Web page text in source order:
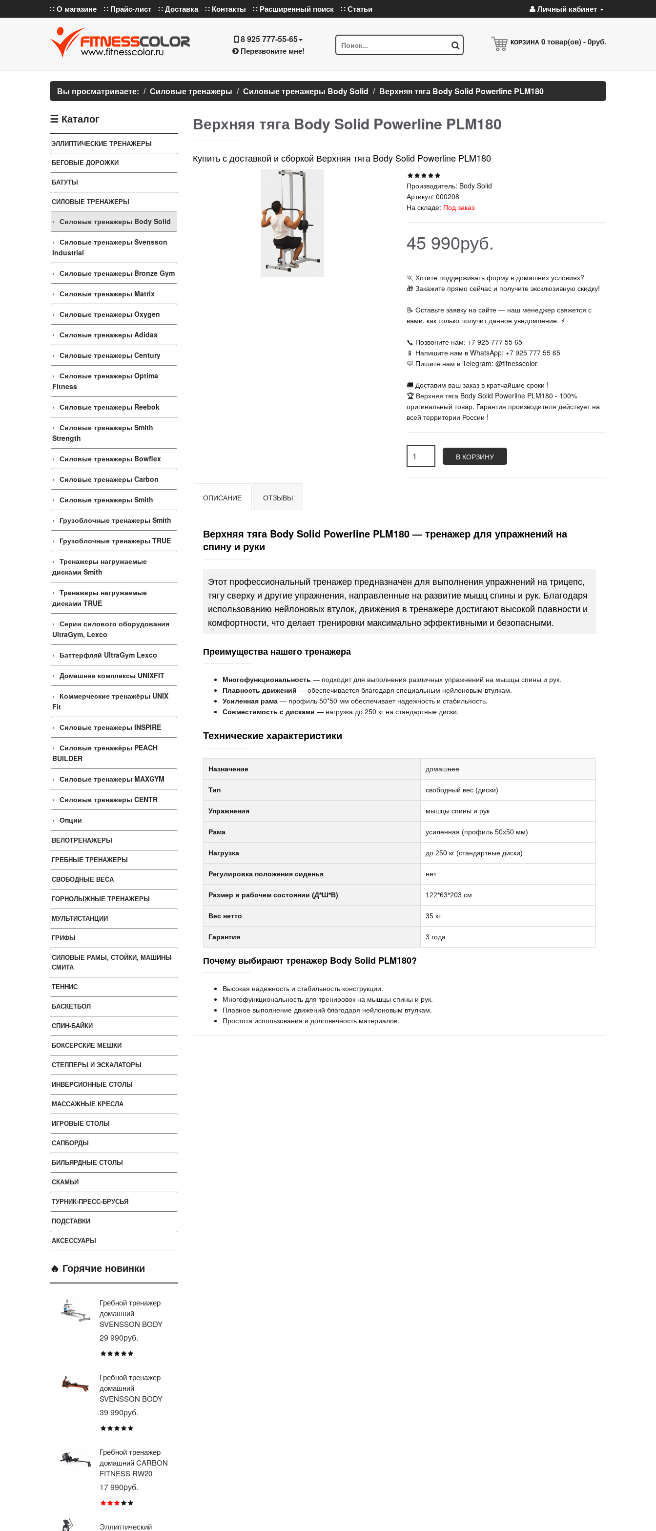
∷ О магазине ∷ Прайс-лист ∷ Доставка ∷ Контакты ∷ Расширенный поиск ∷ Статьи Личный кабинет
8 925 777-55-65
Перезвоните мне!
КОРЗИНА 0товар(ов) -0руб.
Вы просматриваете: Силовые тренажеры Силовые тренажеры Body Solid Верхняя тяга Body Solid Powerline PLM180
☰ Каталог
ЭЛЛИПТИЧЕСКИЕ ТРЕНАЖЕРЫ
БЕГОВЫЕ ДОРОЖКИ
БАТУТЫ
СИЛОВЫЕ ТРЕНАЖЕРЫ
Силовые тренажеры Body Solid
Силовые тренажеры Svensson
Industrial
Силовые тренажеры Bronze Gym
Силовые тренажеры Matrix
Силовые тренажеры Oxygen
Силовые тренажеры Adidas
Силовые тренажеры Century
Силовые тренажеры Optima
Fitness
Силовые тренажеры Reebok
Силовые тренажеры Smith
Strength
Силовые тренажеры Bowflex
Силовые тренажеры Carbon
Силовые тренажеры Smith
Грузоблочные тренажеры Smith
Грузоблочные тренажеры TRUE
Тренажеры нагружаемые
дисками Smith
Тренажеры нагружаемые
дисками TRUE
Серии силового оборудования
UltraGym, Lexco
Баттерфляй UltraGym Lexco
Домашние комплексы UNIXFIT
Коммерческие тренажёры UNIX
Fit
Силовые тренажеры INSPIRE
Силовые тренажёры PEACH
BUILDER
Силовые тренажеры MAXGYM
Силовые тренажеры CENTR
Опции
ВЕЛОТРЕНАЖЕРЫ
ГРЕБНЫЕ ТРЕНАЖЕРЫ
СВОБОДНЫЕ ВЕСА
ГОРНОЛЫЖНЫЕ ТРЕНАЖЕРЫ
МУЛЬТИСТАНЦИИ
ГРИФЫ
СИЛОВЫЕ РАМЫ, СТОЙКИ, МАШИНЫ
СМИТА
ТЕННИС
БАСКЕТБОЛ
СПИН-БАЙКИ
БОКСЕРСКИЕ МЕШКИ
СТЕППЕРЫ И ЭСКАЛАТОРЫ
ИНВЕРСИОННЫЕ СТОЛЫ
МАССАЖНЫЕ КРЕСЛА
ИГРОВЫЕ СТОЛЫ
САПБОРДЫ
БИЛЬЯРДНЫЕ СТОЛЫ
СКАМЬИ
ТУРНИК-ПРЕСС-БРУСЬЯ
ПОДСТАВКИ
АКСЕССУАРЫ
🔥 Горячие новинки
Гребной тренажер
домашний
SVENSSON BODY
LABS WHEELO
29 990руб.
Гребной тренажер
домашний
SVENSSON BODY
LABS WAVERUN
39 990руб.
Гребной тренажер
домашний CARBON
FITNESS RW20
17 990руб.
Эллиптический
Верхняя тяга Body Solid Powerline PLM180
Купить с доставкой и сборкой Верхняя тяга Body Solid Powerline PLM180
Производитель: Body Solid
Артикул: 000208
На складе: Под заказ
45 990руб.
🏃‍ Хотите поддерживать форму в домашних условиях?
🎁 Закажите прямо сейчас и получите эксклюзивную скидку!
📝 Оставьте заявку на сайте — наш менеджер свяжется с
вами, как только получит данное уведомление. ⚡
📞 Позвоните нам: +7 925 777 55 65
📱 Напишите нам в WhatsApp: +7 925 777 55 65
💬 Пишите нам в Telegram: @fitnesscolor
🚚 Доставим ваш заказ в кратчайшие сроки !
🏆 Верхняя тяга Body Solid Powerline PLM180 - 100%
оригинальный товар. Гарантия производителя действует на
всей территории России !
В КОРЗИНУ
ОПИСАНИЕ ОТЗЫВЫ
Верхняя тяга Body Solid Powerline PLM180 — тренажер для упражнений на
спину и руки
Этот профессиональный тренажер предназначен для выполнения упражнений на трицепс,
тягу сверху и другие упражнения, направленные на развитие мышц спины и рук. Благодаря
использованию нейлоновых втулок, движения в тренажере достигают высокой плавности и
комфортности, что делает тренировки максимально эффективными и безопасными.
Преимущества нашего тренажера
Многофункциональность — подходит для выполнения различных упражнений на мышцы спины и рук.
Плавность движений — обеспечивается благодаря специальным нейлоновым втулкам.
Усиленная рама— профиль 50*50 мм обеспечивает надежность и стабильность.
Совместимость с дисками — нагрузка до 250 кг на стандартные диски.
Технические характеристики
Назначение домашнее
Тип свободный вес (диски)
Упражнения мышцы спины и рук
Рама усиленная (профиль 50x50 мм)
Нагрузка до 250 кг (стандартные диски)
Регулировка положения сиденья нет
Размер в рабочем состоянии (Д*Ш*В) 122*63*203 см
Вес нетто 35 кг
Гарантия 3 года
Почему выбирают тренажер Body Solid PLM180?
Высокая надежность и стабильность конструкции.
Многофункциональность для тренировок на мышцы спины и рук.
Плавное выполнение движений благодаря нейлоновым втулкам.
Простота использования и долговечность материалов.